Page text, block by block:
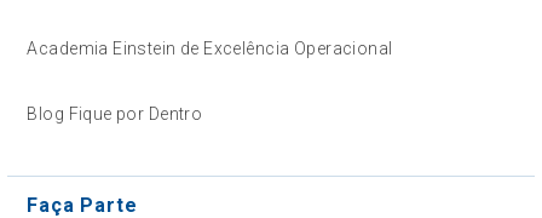
Academia Einstein de Excelência Operacional
Blog Fique por Dentro
Faça Parte